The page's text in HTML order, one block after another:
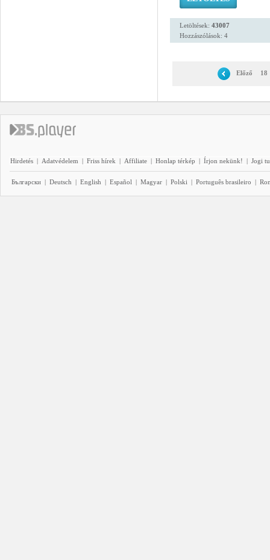
Letöltések: 43007
Hozzászólások: 4
Előző 18
Hirdetés | Adatvédelem | Friss hírek | Affiliate | Honlap térkép | Írjon nekünk! | Jogi
Български | Deutsch | English | Español | Magyar | Polski | Português brasileiro |